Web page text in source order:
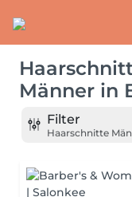
Männer in
Filter
Haarschnitte